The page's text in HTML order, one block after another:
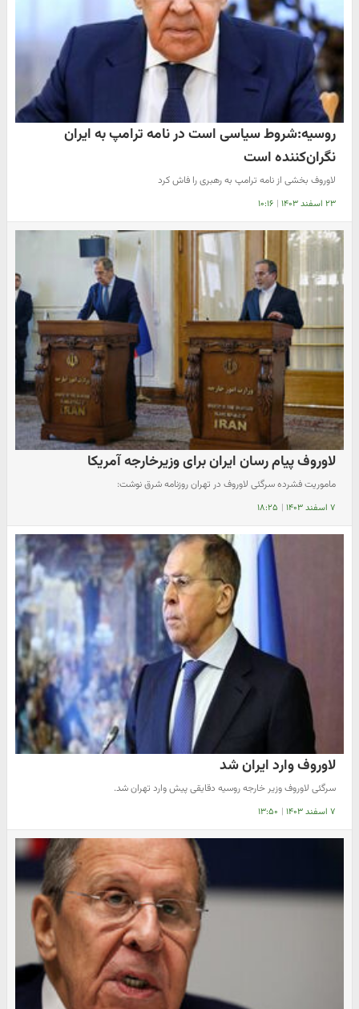
روسیه:شروط سیاسی است در نامه ترامپ به ایران
نگران‌کننده است
لاوروف بخشی از نامه ترامپ به رهبری را فاش کرد
۲۳ اسفند ۱۴۰۳ | ۱۰:۱۶
لاوروف پیام رسان ایران برای وزیرخارجه آمریکا
ماموریت فشرده سرگئی لاوروف در تهران روزنامه شرق نوشت:
۷ اسفند ۱۴۰۳ | ۱۸:۲۵
لاوروف وارد ایران شد
سرگئی لاوروف وزیر خارجه روسیه دقایقی پیش وارد تهران شد.
۷ اسفند ۱۴۰۳ | ۱۳:۵۰